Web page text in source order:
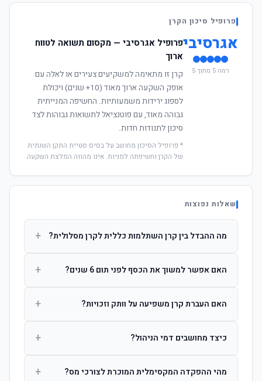
פרופיל סיכון הקרן
אגרסיבי
רמה 5 מתוך 5
פרופיל אגרסיבי — מקסום תשואה לטווח
ארוך
קרן זו מתאימה למשקיעים צעירים או לאלה עם
אופק השקעה ארוך מאוד (10+ שנים) ויכולת
לספוג ירידות משמעותיות. החשיפה המנייתית
גבוהה מאוד, עם פוטנציאל לתשואות גבוהות לצד
סיכון לתנודות חדות.
* פרופיל הסיכון מחושב על בסיס סטיית התקן השנתית
של הקרן וחשיפתה למניות. אינו מהווה המלצת השקעה.
שאלות נפוצות
מה ההבדל בין קרן השתלמות כללית לקרן מסלולית? +
ההשקעות. קרן מסלולית עוקבת אחרי מדד ספציפי ומאפשרת
האם אפשר למשוך את הכסף לפני תום 6 שנים? +
הרווחים. לאחר 6 שנים ניתן למשוך פטור ממס עד לתקרה
האם העברת קרן משפיעה על וותק וזכויות? +
החברות. הוותק ממשיך להיספר מיום ההפקדה הראשונה.
כיצד מחושבים דמי הניהול? +
ומתן על שיעורם בעת הצטרפות.
מהי ההפקדה המקסימלית המוכרת לצורכי מס? +